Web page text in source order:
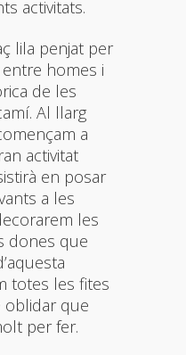
activitats.
lila penjat per
entre homes i
de les
Al llarg
a
activitat
en posar
a les
les
dones que
totes les fites
oblidar que
per fer.